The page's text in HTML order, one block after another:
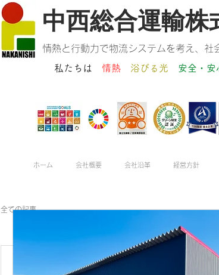
中西総合運輸株
情熱と行動力で物流システムを考え、社
私たちは 情熱 浴びる光 安全・安
ホーム 会社概要 会社沿革 経営方針
全ての記事
nakanishisogounyu 2019年10月9